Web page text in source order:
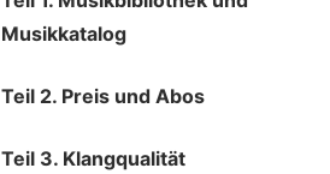
Musikkatalog
Teil 2. Preis und Abos
Teil 3. Klangqualität